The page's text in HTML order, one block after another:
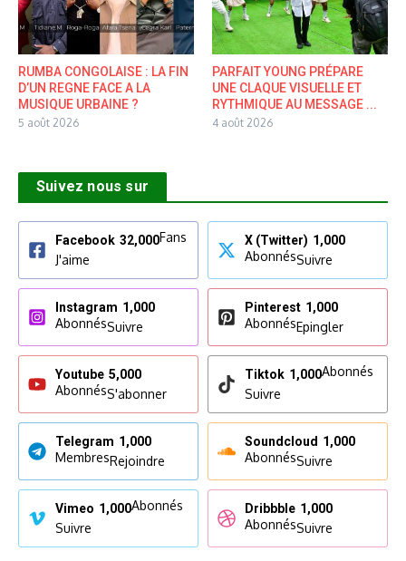
RUMBA CONGOLAISE : LA FIN
D’UN REGNE FACE A LA
MUSIQUE URBAINE ?
5 août 2026
PARFAIT YOUNG PRÉPARE
UNE CLAQUE VISUELLE ET
RYTHMIQUE AU MESSAGE ...
4 août 2026
Suivez nous sur
Facebook 32,000Fans
J'aime
X (Twitter) 1,000
AbonnésSuivre
Instagram 1,000
AbonnésSuivre
Pinterest 1,000
AbonnésEpingler
Youtube 5,000
AbonnésS'abonner
Tiktok 1,000Abonnés
Suivre
Telegram 1,000
MembresRejoindre
Soundcloud 1,000
AbonnésSuivre
Vimeo 1,000Abonnés
Suivre
Dribbble 1,000
AbonnésSuivre